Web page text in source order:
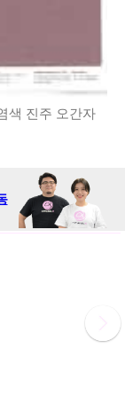
색 진주 오간자